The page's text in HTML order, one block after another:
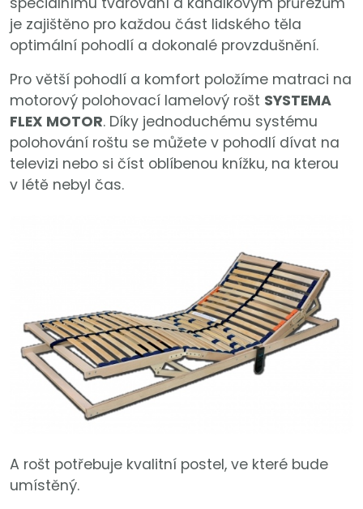
je zajištěno pro každou část lidského těla
optimální pohodlí a dokonalé provzdušnění.
Pro větší pohodlí a komfort položíme matraci na
motorový polohovací lamelový rošt SYSTEMA
FLEX MOTOR. Díky jednoduchému systému
polohování roštu se můžete v pohodlí dívat na
televizi nebo si číst oblíbenou knížku, na kterou
v létě nebyl čas.
A rošt potřebuje kvalitní postel, ve které bude
umístěný.